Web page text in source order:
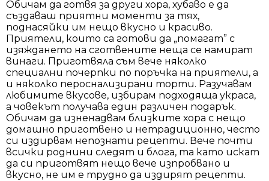
Обичам да готвя за други хора, хубаво е да
създаваш приятни моменти за тях,
поднасяйки им нещо вкусно и красиво.
Приятели, които са готови да „помагат” с
изяждането на сготвените неща се намират
винаги. Приготвяла съм вече няколко
специални почерпки по поръчка на приятели, а
и няколко пероснализирани торти. Разучавам
любимите вкусове, избирам подходяща украса,
а човекът получава един различен подарък.
Обичам да изненадвам близките хора с нещо
домашно приготвено и нетрадиционно, често
си издирвам непознати рецепти. Вече почти
всички роднини следят и блога, та като искат
да си приготвят нещо вече изпробвано и
вкусно, не им е трудно да издирят рецепти.